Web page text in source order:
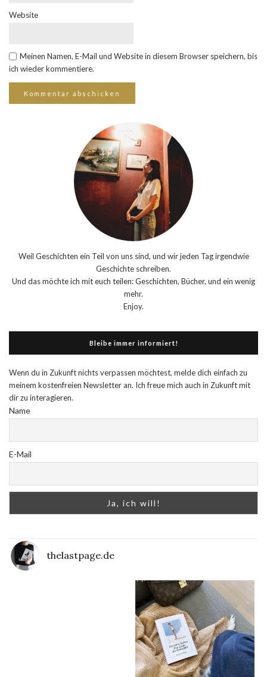
Website
Meinen Namen, E-Mail und Website in diesem Browser speichern, bis
ich wieder kommentiere.
Weil Geschichten ein Teil von uns sind, und wir jeden Tag irgendwie
Geschichte schreiben.
Und das möchte ich mit euch teilen: Geschichten, Bücher, und ein wenig
mehr.
Enjoy.
Bleibe immer informiert!
Wenn du in Zukunft nichts verpassen möchtest, melde dich einfach zu
meinem kostenfreien Newsletter an. Ich freue mich auch in Zukunft mit
dir zu interagieren.
Name
E-Mail
thelastpage.de